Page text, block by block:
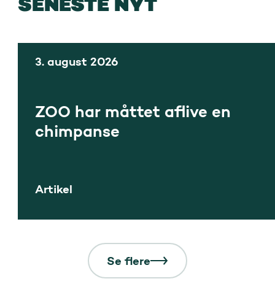
3. august 2026
ZOO har måttet aflive en
chimpanse
Artikel
Se flere